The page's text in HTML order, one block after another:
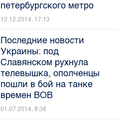
петербургского метро
12.12.2014, 17:13
Последние новости
Украины: под
Славянском рухнула
телевышка, ополченцы
пошли в бой на танке
времен ВОВ
01.07.2014, 8:38